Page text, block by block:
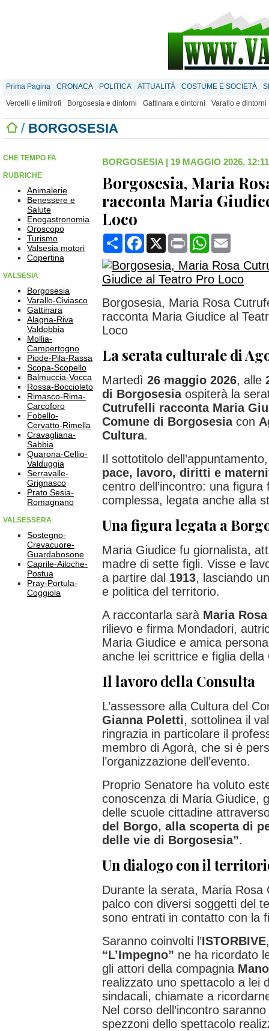
Prima Pagina CRONACA POLITICA ATTUALITÀ COSTUME E SOCIETÀ
Vercelli e limitrofi
Borgosesia e dintorni Gattinara e dintorni Varallo e dintorni
/ BORGOSESIA
CHE TEMPO FA
RUBRICHE
Animalerie
Benessere e
Salute
Enogastronomia
Oroscopo
Turismo
Valsesia motori
Copertina
VALSESIA
Borgosesia
Varallo-Civiasco
Gattinara
Alagna-Riva
Valdobbia
Mollia-
Campertogno
Piode-Pila-Rassa
Scopa-Scopello
Balmuccia-Vocca
Rossa-Boccioleto
Rimasco-Rima-
Carcoforo
Fobello-
Cervatto-Rimella
Cravagliana-
Sabbia
Quarona-Cellio-
Valduggia
Serravalle-
Grignasco
Prato Sesia-
Romagnano
VALSESSERA
Sostegno-
Crevacuore-
Guardabosone
Caprile-Ailoche-
Postua
Pray-Portula-
Coggiola
BORGOSESIA | 19 MAGGIO 2026, 12:11
Borgosesia, Maria
racconta Maria
Loco
CondividiFacebook
X Print WhatsApp
Borgosesia, Maria Rosa
racconta Maria Giudice al
Loco
La serata culturale di
Martedì 26 maggio 2026, alle
di Borgosesiaospiterà la
Cutrufelli racconta Maria
Comune di Borgosesiacon
Cultura.
Il sottotitolo
pace, lavoro, diritti e
centro dell’incontro: una
complessa, legata anche alla
Una figura legata a
Maria Giudice fu giornalista,
madre di sette figli. Visse e
a partire dal 1913, lasciando
e politica del territorio.
A raccontarla sarà Maria
rilievo e firma Mondadori,
Maria Giudice e amica
anche lei scrittrice e figlia della
Il lavoro della Consulta
L’assessore alla Cultura del
Gianna Poletti, sottolinea il
ringrazia in particolare il
membro di Agorà, che si è
l’organizzazione dell’evento.
Proprio Senatore ha voluto
conoscenza di Maria Giudice,
delle scuole cittadine
del Borgo, alla scoperta di
delle vie di Borgosesia”.
Un dialogo con il
Durante la serata, Maria Rosa
palco con diversi soggetti del
sono entrati in contatto con la
Saranno coinvolti l’ISTORBIVE
“L’Impegno” ne ha ricordato
gli attori della compagnia
realizzato uno spettacolo a lei
sindacali, chiamate a
Nel corso dell’incontro
spezzoni dello spettacolo